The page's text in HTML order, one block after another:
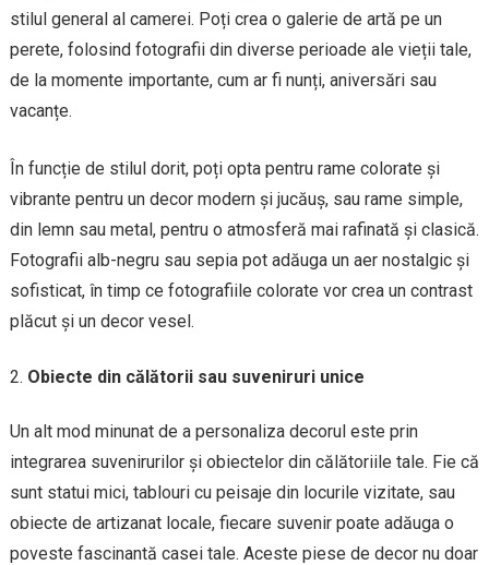
stilul general al camerei. Poți crea o galerie de artă pe un
perete, folosind fotografii din diverse perioade ale vieții tale,
de la momente importante, cum ar fi nunți, aniversări sau
vacanțe.
În funcție de stilul dorit, poți opta pentru rame colorate și
vibrante pentru un decor modern și jucăuș, sau rame simple,
din lemn sau metal, pentru o atmosferă mai rafinată și clasică.
Fotografii alb-negru sau sepia pot adăuga un aer nostalgic și
sofisticat, în timp ce fotografiile colorate vor crea un contrast
plăcut și un decor vesel.
Obiecte din călătorii sau suveniruri unice
Un alt mod minunat de a personaliza decorul este prin
integrarea suvenirurilor și obiectelor din călătoriile tale. Fie că
sunt statui mici, tablouri cu peisaje din locurile vizitate, sau
obiecte de artizanat locale, fiecare suvenir poate adăuga o
poveste fascinantă casei tale. Aceste piese de decor nu doar